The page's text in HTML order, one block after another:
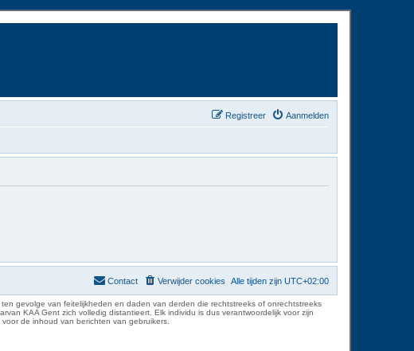
Aanmelden
Registreer
Alle tijden zijn UTC+02:00
Verwijder cookies
Contact
gevolge van feitelijkheden en daden van derden die rechtstreeks of onrechtstreeks
KAA Gent zich volledig distantieert. Elk individu is dus verantwoordelijk voor zijn
de inhoud van berichten van gebruikers.